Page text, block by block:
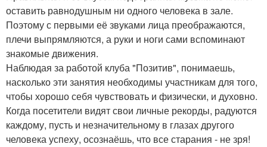
оставить равнодушным ни одного человека в зале.
Поэтому с первыми её звуками лица преображаются,
плечи выпрямляются, а руки и ноги сами вспоминают
знакомые движения.
Наблюдая за работой клуба "Позитив", понимаешь,
насколько эти занятия необходимы участникам для того,
чтобы хорошо себя чувствовать и физически, и духовно.
Когда посетители видят свои личные рекорды, радуются
каждому, пусть и незначительному в глазах другого
человека успеху, осознаёшь, что все старания - не зря!